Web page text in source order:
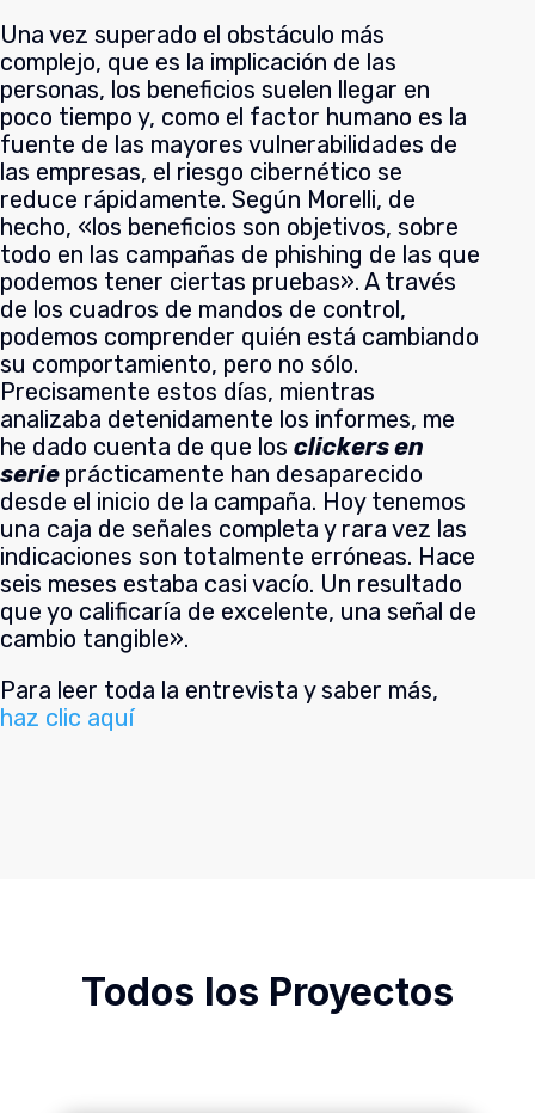
Una vez superado el obstáculo más
complejo, que es la implicación de las
personas, los beneficios suelen llegar en
poco tiempo y, como el factor humano es la
fuente de las mayores vulnerabilidades de
las empresas, el riesgo cibernético se
reduce rápidamente. Según Morelli, de
hecho, «los beneficios son objetivos, sobre
todo en las campañas de phishing de las que
podemos tener ciertas pruebas». A través
de los cuadros de mandos de control,
podemos comprender quién está cambiando
su comportamiento, pero no sólo.
Precisamente estos días, mientras
analizaba detenidamente los informes, me
he dado cuenta de que los clickers en
serie prácticamente han desaparecido
desde el inicio de la campaña. Hoy tenemos
una caja de señales completa y rara vez las
indicaciones son totalmente erróneas. Hace
seis meses estaba casi vacío. Un resultado
que yo calificaría de excelente, una señal de
cambio tangible».
Para leer toda la entrevista y saber más,
haz clic aquí
Todos los Proyectos